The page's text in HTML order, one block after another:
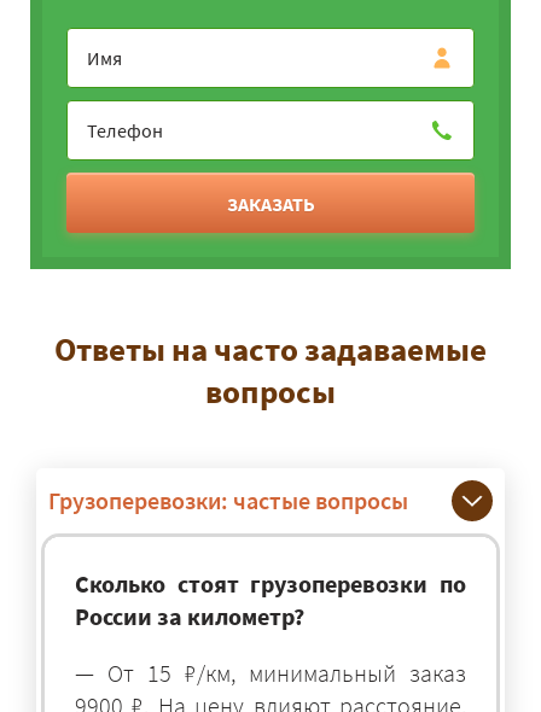
ЗАКАЗАТЬ
Ответы на часто задаваемые
вопросы
Грузоперевозки: частые вопросы
Сколько стоят грузоперевозки по
России за километр?
— От 15 ₽/км, минимальный заказ
9900 ₽. На цену влияют расстояние,